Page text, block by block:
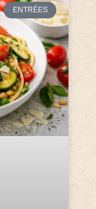
ENTRÉES